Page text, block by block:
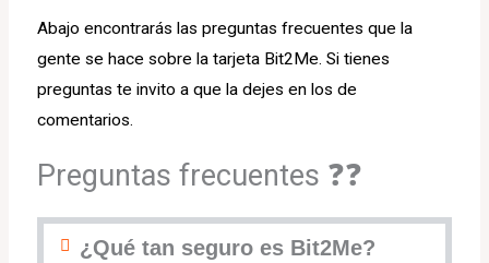
Abajo encontrarás las preguntas frecuentes que la
gente se hace sobre la tarjeta Bit2Me. Si tienes
preguntas te invito a que la dejes en los de
comentarios.
Preguntas frecuentes ❓❓
¿Qué tan seguro es Bit2Me?